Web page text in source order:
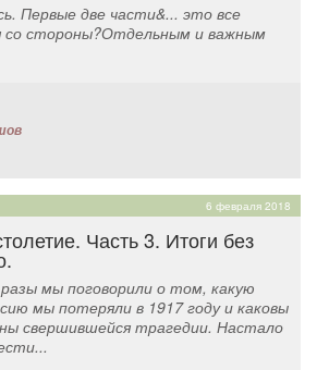
Первые две части&... это все
стороны?Отдельным и важным
6 февраля 2018
Часть 3. Итоги без
мы поговорили о том, какую
мы потеряли в 1917 году и каковы
свершившейся трагедии. Настало